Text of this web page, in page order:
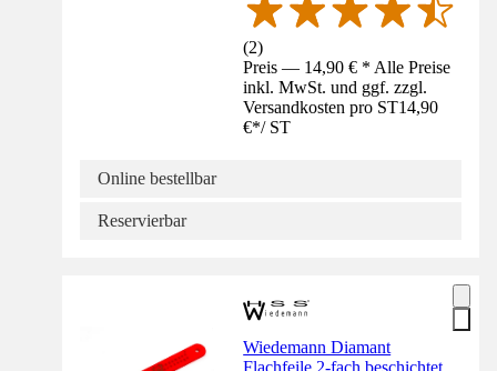
(2)
Preis — 14,90 € * Alle Preise
inkl. MwSt. und ggf. zzgl.
Versandkosten pro ST14,90
€*/ ST
Online bestellbar
Reservierbar
Wiedemann Diamant
Flachfeile 2-fach beschichtet